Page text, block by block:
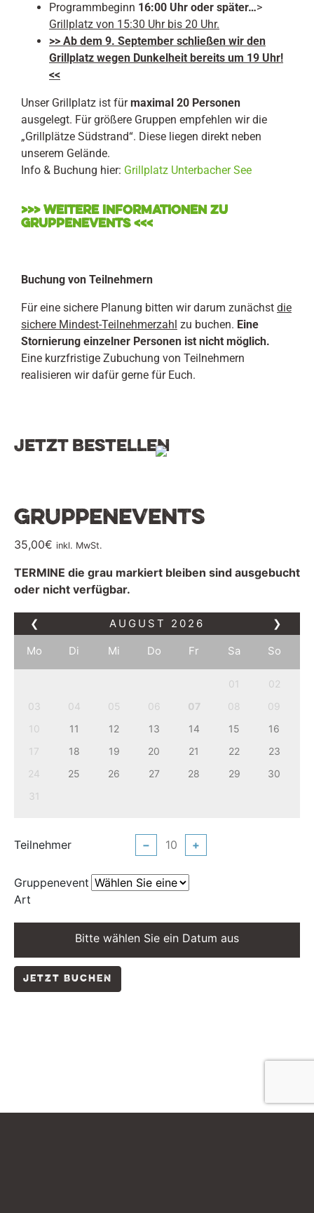
Programmbeginn 16:00 Uhr oder später…>
Grillplatz von 15:30 Uhr bis 20 Uhr.
>> Ab dem 9. September schließen wir den
Grillplatz wegen Dunkelheit bereits um 19 Uhr!
<<
Unser Grillplatz ist fürmaximal 20 Personen
ausgelegt. Für größere Gruppen empfehlen wir die
„Grillplätze Südstrand“. Diese liegen direkt neben
unserem Gelände.
Info & Buchung hier: Grillplatz Unterbacher See
>>> WEITERE INFORMATIONEN ZU
GRUPPENEVENTS <<<
Buchung von Teilnehmern
Für eine sichere Planung bitten wir darum zunächst die
sichere Mindest-Teilnehmerzahl zu buchen. Eine
Stornierung einzelner Personen ist nicht möglich.
Eine kurzfristige Zubuchung von Teilnehmern
realisieren wir dafür gerne für Euch.
Jetzt bestellen
Gruppenevents
35,00€ inkl. MwSt.
TERMINE die grau markiert bleiben sind ausgebucht
oder nicht verfügbar.
❮ ❯
AUGUST 2026
Mo Di Mi Do Fr Sa So
01
02
03
04 05 06 07 08
09
10
11 12 13 14 15
16
17
18 19 20 21 22
23
24
25 26 27 28 29
30
31
Teilnehmer − +
Gruppenevent
Art
Bitte wählen Sie ein Datum aus
JETZT BUCHEN